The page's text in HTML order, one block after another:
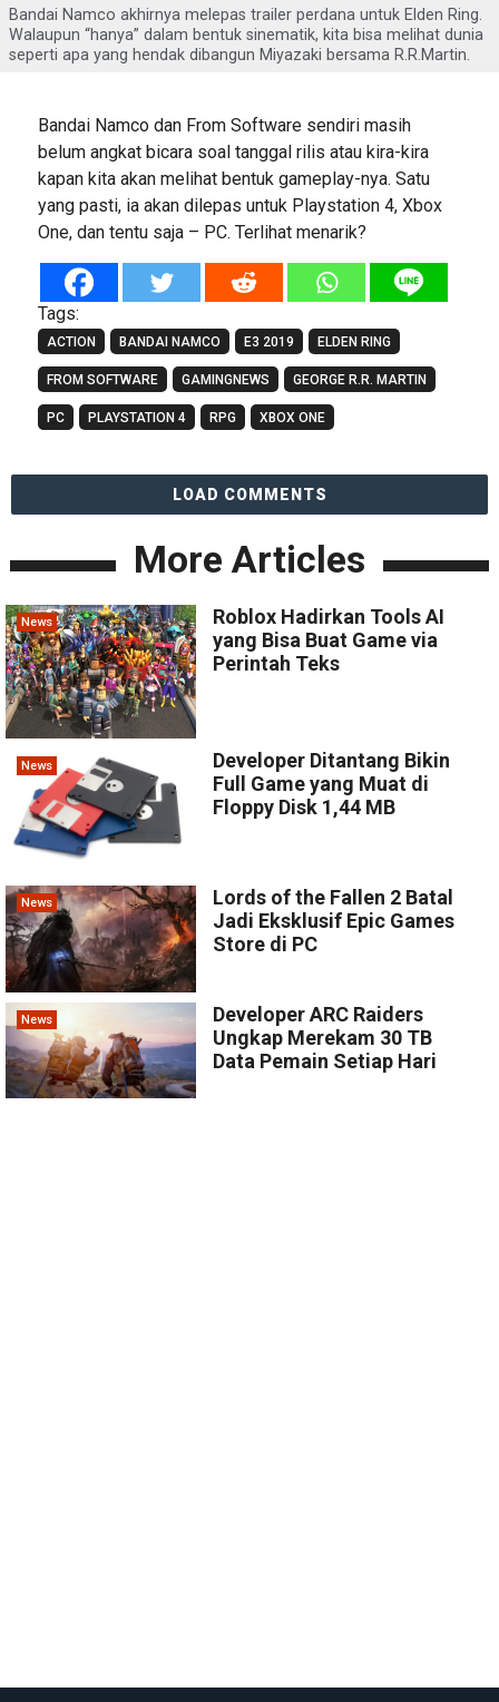
Bandai Namco akhirnya melepas trailer perdana untuk Elden Ring.
Walaupun “hanya” dalam bentuk sinematik, kita bisa melihat dunia
seperti apa yang hendak dibangun Miyazaki bersama R.R.Martin.
Bandai Namco dan From Software sendiri masih
belum angkat bicara soal tanggal rilis atau kira-kira
kapan kita akan melihat bentuk gameplay-nya. Satu
yang pasti, ia akan dilepas untuk Playstation 4, Xbox
One, dan tentu saja – PC. Terlihat menarik?
Tags:
ACTION BANDAI NAMCO E3 2019 ELDEN RING
FROM SOFTWARE GAMINGNEWS GEORGE R.R. MARTIN
PC PLAYSTATION 4 RPG XBOX ONE
LOAD COMMENTS
More Articles
News
Roblox Hadirkan Tools AI
yang Bisa Buat Game via
Perintah Teks
News
Developer Ditantang Bikin
Full Game yang Muat di
Floppy Disk 1,44 MB
News
Lords of the Fallen 2 Batal
Jadi Eksklusif Epic Games
Store di PC
News
Developer ARC Raiders
Ungkap Merekam 30 TB
Data Pemain Setiap Hari